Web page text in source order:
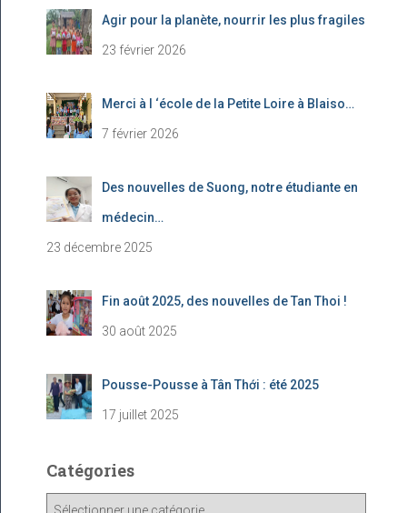
Agir pour la planète, nourrir les plus fragiles
23 février 2026
Merci à l ‘école de la Petite Loire à Blaiso…
7 février 2026
Des nouvelles de Suong, notre étudiante en
médecin…
23 décembre 2025
Fin août 2025, des nouvelles de Tan Thoi !
30 août 2025
Pousse-Pousse à Tân Thới : été 2025
17 juillet 2025
Catégories